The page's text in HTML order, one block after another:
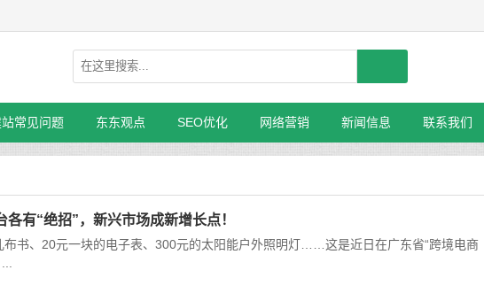
站常见问题 东东观点 SEO优化 网络营销 新闻信息 联系我们
有“绝招”，新兴市场成新增长点！
书、20元一块的电子表、300元的太阳能户外照明灯……这是近日在广东省“跨境电商